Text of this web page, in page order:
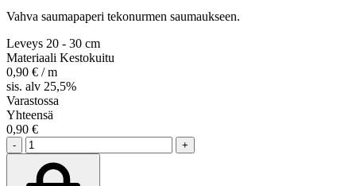
Vahva saumapaperi tekonurmen saumaukseen.
Leveys 20 - 30 cm
Materiaali Kestokuitu
0,90 € / m
sis. alv 25,5%
Varastossa
Yhteensä
0,90 €
- +